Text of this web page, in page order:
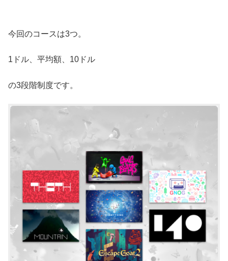
今回のコースは3つ。
1ドル、平均額、10ドル
の3段階制度です。